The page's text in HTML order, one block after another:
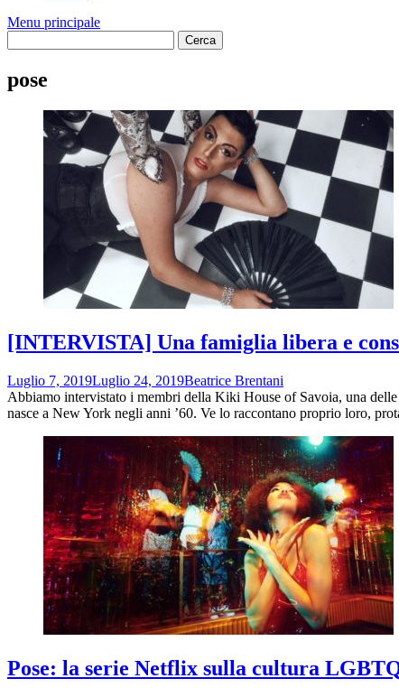
Menu principale
pose
[INTERVISTA] Una famiglia libera e
Luglio 7, 2019Luglio 24, 2019Beatrice Brentani
Abbiamo intervistato i membri della Kiki House of Savoia, una
nasce a New York negli anni ’60. Ve lo raccontano proprio loro,
Pose: la serie Netflix sulla cultura